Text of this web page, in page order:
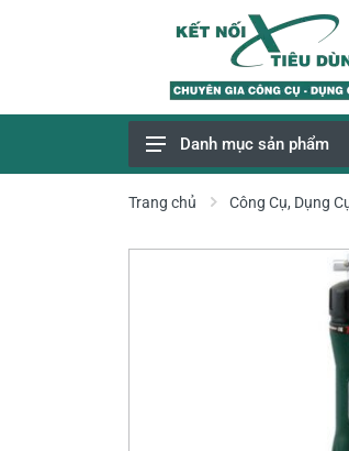
Giao Hàng Miễn Phí
Danh mục sản phẩm
Trang chủ Công Cụ, Dụng